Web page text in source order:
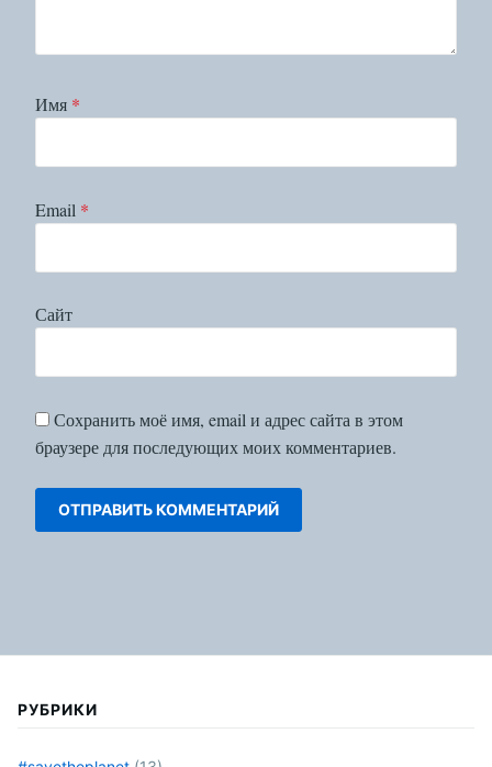
Имя *
Email *
Сайт
Сохранить моё имя, email и адрес сайта в этом
браузере для последующих моих комментариев.
РУБРИКИ